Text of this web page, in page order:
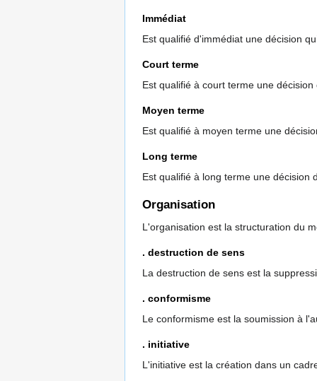
Immédiat
Est qualifié d'immédiat une décision
Court terme
Est qualifié à court terme une
Moyen terme
Est qualifié à moyen terme une
Long terme
Est qualifié à long terme une décision
Organisation
L'organisation est la structuration du
. destruction de sens
La destruction de sens est la
. conformisme
Le conformisme est la soumission à
. initiative
L'initiative est la création dans un